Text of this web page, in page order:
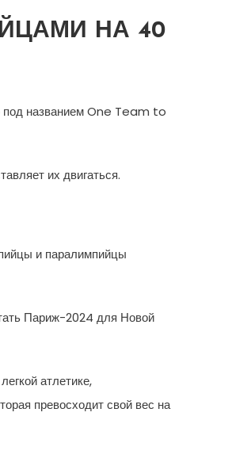
НА 40
под названием One Team to
их двигаться.
и паралимпийцы
Париж-2024 для Новой
атлетике,
превосходит свой вес на